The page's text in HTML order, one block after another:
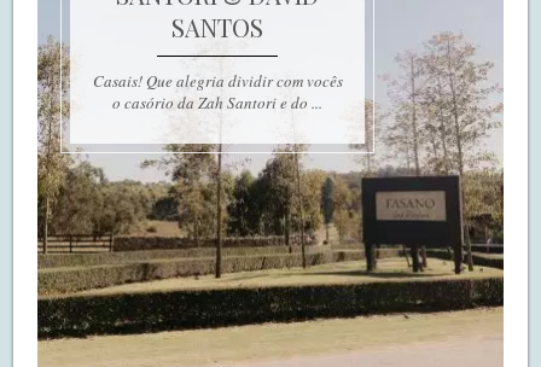
SANTOS
Casais! Que alegria dividir com vocês
o casório da Zah Santori e do ...